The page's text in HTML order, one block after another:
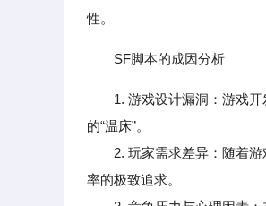
性。
SF脚本的成因分析
1. 游戏设计漏洞：游戏
的“温床”。
2. 玩家需求差异：随着游
率的极致追求。